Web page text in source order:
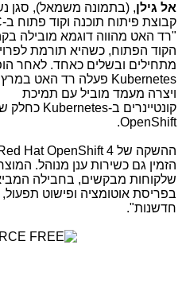
אל גילן, (בתמונה משמאל), סגן
קבוצת פיתוח תוכנה וקוד פתוח ב-
"רד האט מהווה דוגמא מובילה
הקוד הפתוח, כשהיא תורמת
מתחילים ובשלים כאחד. לאחר
Kubernetes פעלה רד האט
ויצרה מעמד מוביל עם תמיכת
קונטיינרים ב-Kubernetes כחלק
OpenShift
.
ההשקה של Hat OpenShift 4
הזמין גם כשירות ענן מנוהל.
שלקוחות מבקשים, בחבילה
בפריסת אוטומציה ופישוט
חדשנות".